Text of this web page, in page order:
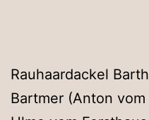
Rauhaardackel
Bartmer (Anton